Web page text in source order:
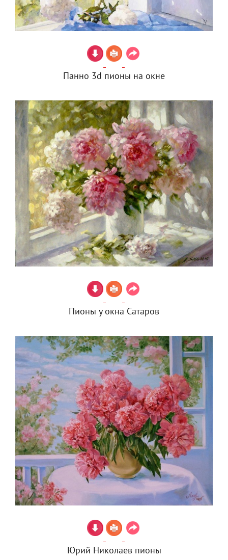
Панно 3d пионы на окне
Пионы у окна Сатаров
Юрий Николаев пионы